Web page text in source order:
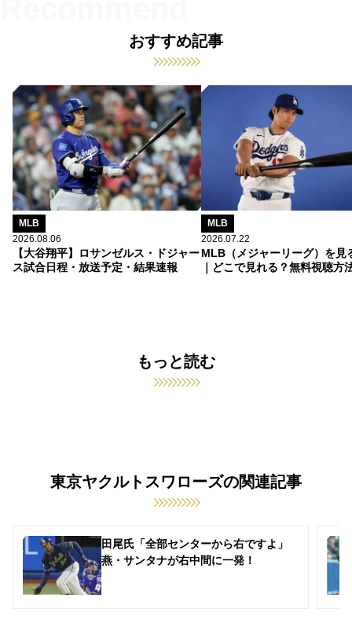
おすすめ記事
MLB
2026.08.06
【大谷翔平】ロサンゼルス・ドジャー
ス試合日程・放送予定・結果速報
MLB
2026.07.22
MLB（メジャーリーグ）を見
｜どこで見れる？無料視聴方
もっと読む
東京ヤクルトスワローズの関連記事
田尾氏「全部センターから右ですよ」
燕・サンタナが右中間に一発！